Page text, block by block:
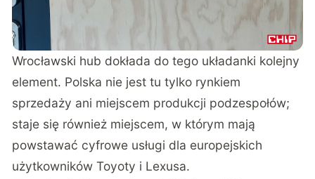
Wrocławski hub dokłada do tego układanki kolejny
element. Polska nie jest tu tylko rynkiem
sprzedaży ani miejscem produkcji podzespołów;
staje się również miejscem, w którym mają
powstawać cyfrowe usługi dla europejskich
użytkowników Toyoty i Lexusa.